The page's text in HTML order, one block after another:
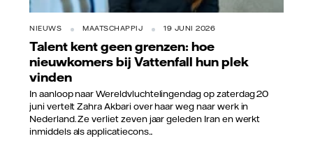
NIEUWS MAATSCHAPPIJ 19 JUNI 2026
Talent kent geen grenzen: hoe
nieuwkomers bij Vattenfall hun plek
vinden
In aanloop naar Wereldvluchtelingendag op zaterdag 20
juni vertelt Zahra Akbari over haar weg naar werk in
Nederland. Ze verliet zeven jaar geleden Iran en werkt
inmiddels als applicatiecons...